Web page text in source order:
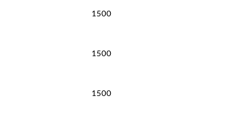
1500
1500
1500